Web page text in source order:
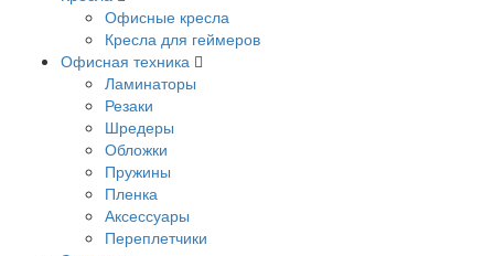
Офисные кресла
Кресла для геймеров
Офисная техника
Ламинаторы
Резаки
Шредеры
Обложки
Пружины
Пленка
Аксессуары
Переплетчики